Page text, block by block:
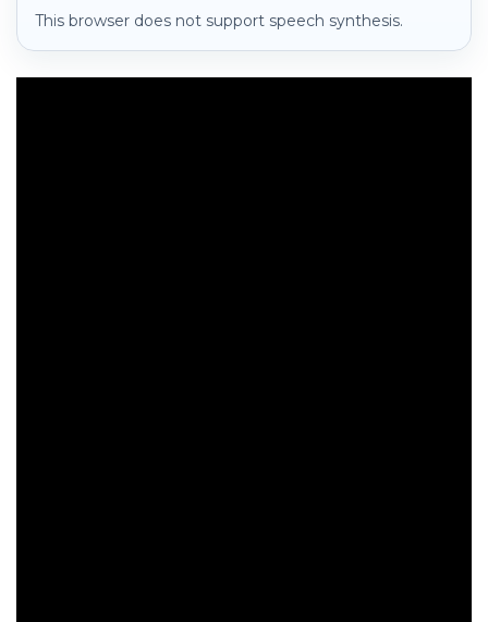
This browser does not support speech synthesis.